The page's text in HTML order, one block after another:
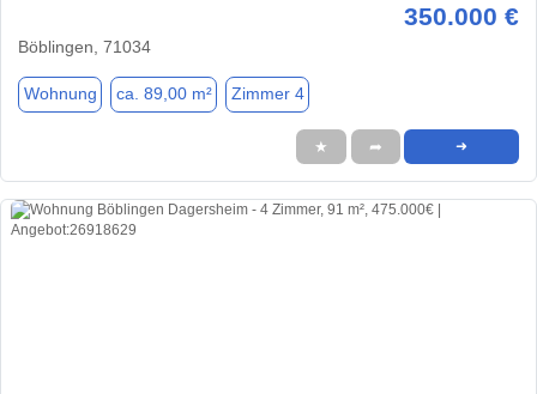
350.000 €
Böblingen, 71034
Wohnung ca. 89,00 m² Zimmer 4
★ ➦ ➜